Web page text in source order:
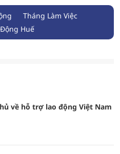
Tháng Làm Việc
Huế
về hỗ trợ lao động Việt Nam